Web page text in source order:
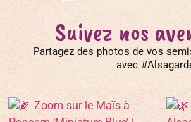
Suivez nos
Partagez des photos de vos
avec